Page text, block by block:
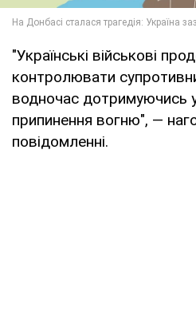
"Українські військові
контролювати
водночас дотримуючись
припинення вогню", —
повідомленні.